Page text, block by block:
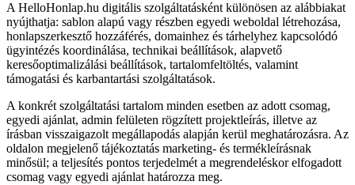
A HelloHonlap.hu digitális szolgáltatásként különösen az alábbiakat
nyújthatja: sablon alapú vagy részben egyedi weboldal létrehozása,
honlapszerkesztő hozzáférés, domainhez és tárhelyhez kapcsolódó
ügyintézés koordinálása, technikai beállítások, alapvető
keresőoptimalizálási beállítások, tartalomfeltöltés, valamint
támogatási és karbantartási szolgáltatások.
A konkrét szolgáltatási tartalom minden esetben az adott csomag,
egyedi ajánlat, admin felületen rögzített projektleírás, illetve az
írásban visszaigazolt megállapodás alapján kerül meghatározásra. Az
oldalon megjelenő tájékoztatás marketing- és termékleírásnak
minősül; a teljesítés pontos terjedelmét a megrendeléskor elfogadott
csomag vagy egyedi ajánlat határozza meg.